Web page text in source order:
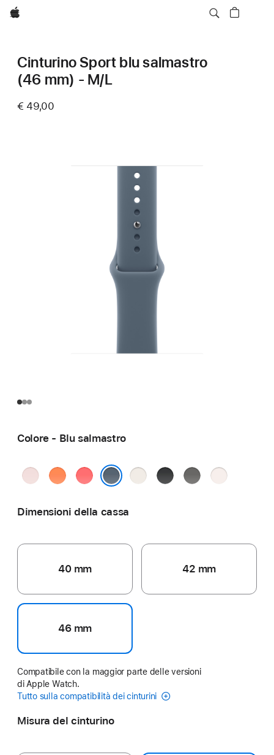
Apple
Cinturino Sport blu salmastro
(46 mm) - M/L
€ 49,00
Colore - Blu salmastro
Rosa
Mandarino
Rosa
GalassiaNero
GrigioRosa
Dimensioni della cassa
40 mm 42 mm
46 mm
Compatibile con la maggior parte delle versioni
di Apple Watch.
Tutto sulla compatibilità dei cinturini
Misura del cinturino